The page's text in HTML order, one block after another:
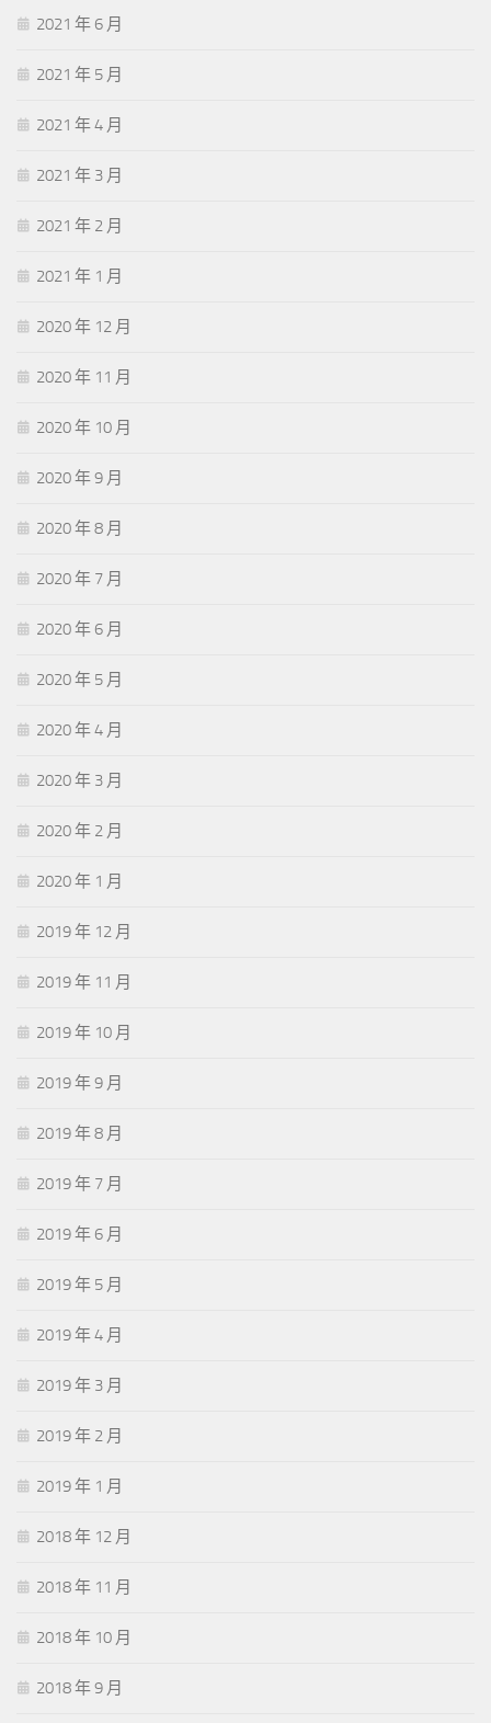
2021 年 6 月
2021 年 5 月
2021 年 4 月
2021 年 3 月
2021 年 2 月
2021 年 1 月
2020 年 12 月
2020 年 11 月
2020 年 10 月
2020 年 9 月
2020 年 8 月
2020 年 7 月
2020 年 6 月
2020 年 5 月
2020 年 4 月
2020 年 3 月
2020 年 2 月
2020 年 1 月
2019 年 12 月
2019 年 11 月
2019 年 10 月
2019 年 9 月
2019 年 8 月
2019 年 7 月
2019 年 6 月
2019 年 5 月
2019 年 4 月
2019 年 3 月
2019 年 2 月
2019 年 1 月
2018 年 12 月
2018 年 11 月
2018 年 10 月
2018 年 9 月